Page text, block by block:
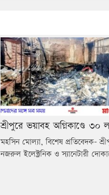
শ্রীপুরে ভয়াবহ অগ্নিকাণ্ডে ৩০
মহসিন মোল্যা, বিশেষ প্রতিবেদক-
নজরুল ইলেক্ট্রনিক ও স্যানেটারী